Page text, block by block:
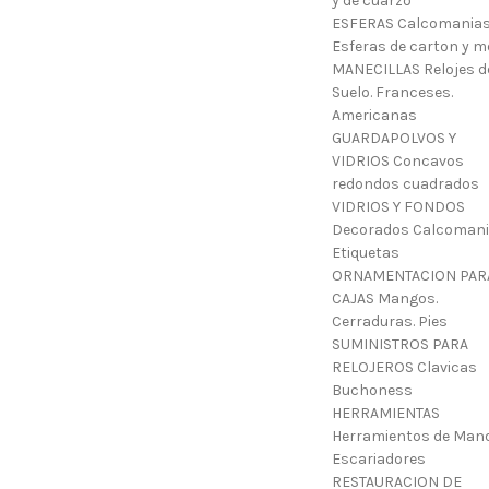
ESFERAS
Esferas de carton y
MANECILLAS Relojes
Suelo. Franceses.
Americanas
GUARDAPOLVOS Y
VIDRIOS Concavos
redondos cuadrados
VIDRIOS Y FONDOS
Decorados
Etiquetas
ORNAMENTACION
CAJAS Mangos.
Cerraduras. Pies
SUMINISTROS PARA
RELOJEROS Clavicas
Buchoness
HERRAMIENTAS
Herramientos de
Escariadores
RESTAURACION DE